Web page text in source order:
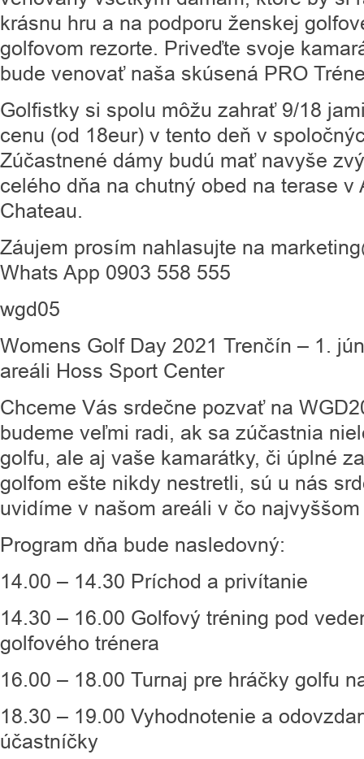
krásnu hru a na podporu ženskej
golfovom rezorte. Priveďte svoje
bude venovať naša skúsená PRO
Golfistky si spolu môžu zahrať 9/18
cenu (od 18eur) v tento deň v
Zúčastnené dámy budú mať navyše
celého dňa na chutný obed na terase v
Chateau.
Záujem prosím nahlasujte na
Whats App 0903 558 555
wgd05
Womens Golf Day 2021 Trenčín – 1.
areáli Hoss Sport Center
Chceme Vás srdečne pozvať na
budeme veľmi radi, ak sa zúčastnia
golfu, ale aj vaše kamarátky, či úplné
golfom ešte nikdy nestretli, sú u nás
uvidíme v našom areáli v čo
Program dňa bude nasledovný:
14.00 – 14.30 Príchod a privítanie
14.30 – 16.00 Golfový tréning pod
golfového trénera
16.00 – 18.00 Turnaj pre hráčky golfu
18.30 – 19.00 Vyhodnotenie a
účastníčky